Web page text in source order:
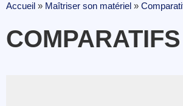
Accueil » Maîtriser son matériel »
COMPARATIFS